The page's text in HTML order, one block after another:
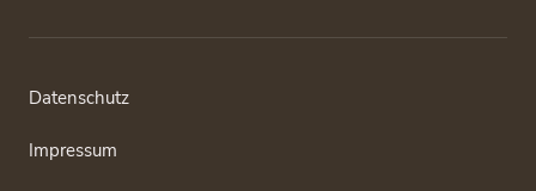
Datenschutz
Impressum